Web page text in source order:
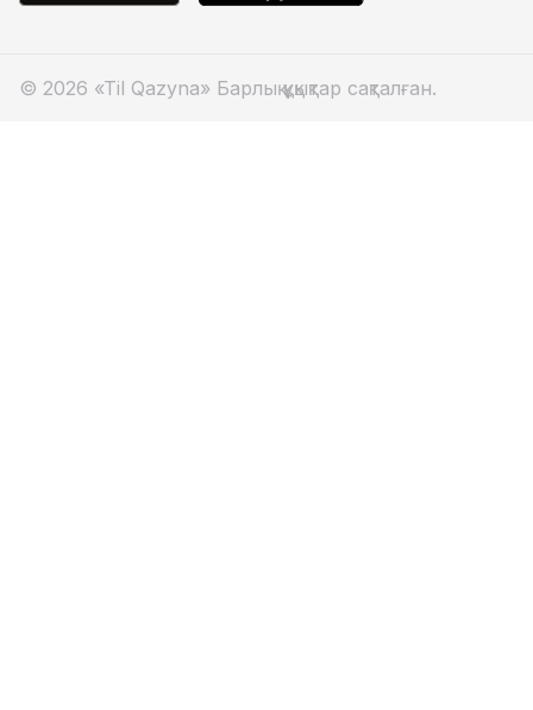
© 2026 «Til Qazyna» Барлық құқықтар сақталған.